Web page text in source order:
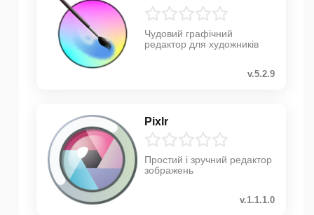
Чудовий графічний
редактор для художників
v.5.2.9
Pixlr
Простий і зручний редактор
зображень
v.1.1.1.0